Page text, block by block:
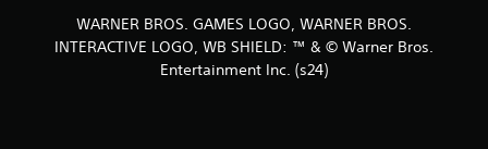
WARNER BROS. GAMES LOGO, WARNER BROS.
INTERACTIVE LOGO, WB SHIELD: ™ & © Warner Bros.
Entertainment Inc. (s24)